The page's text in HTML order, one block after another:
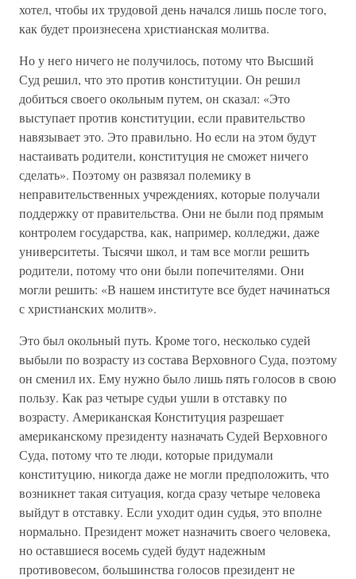
хотел, чтобы их трудовой день начался лишь после того,
как будет произнесена христианская молитва.
Но у него ничего не получилось, потому что Высший
Суд решил, что это против конституции. Он решил
добиться своего окольным путем, он сказал: «Это
выступает против конституции, если правительство
навязывает это. Это правильно. Но если на этом будут
настаивать родители, конституция не сможет ничего
сделать». Поэтому он развязал полемику в
неправительственных учреждениях, которые получали
поддержку от правительства. Они не были под прямым
контролем государства, как, например, колледжи, даже
университеты. Тысячи школ, и там все могли решить
родители, потому что они были попечителями. Они
могли решить: «В нашем институте все будет начинаться
с христианских молитв».
Это был окольный путь. Кроме того, несколько судей
выбыли по возрасту из состава Верховного Суда, поэтому
он сменил их. Ему нужно было лишь пять голосов в свою
пользу. Как раз четыре судьи ушли в отставку по
возрасту. Американская Конституция разрешает
американскому президенту назначать Судей Верховного
Суда, потому что те люди, которые придумали
конституцию, никогда даже не могли предположить, что
возникнет такая ситуация, когда сразу четыре человека
выйдут в отставку. Если уходит один судья, это вполне
нормально. Президент может назначить своего человека,
но оставшиеся восемь судей будут надежным
противовесом, большинства голосов президент не